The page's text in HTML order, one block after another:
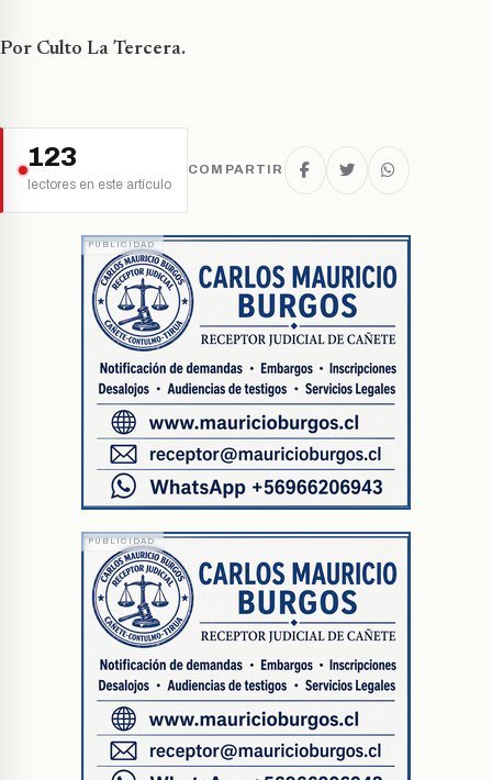
Por Culto La Tercera.
123
lectores en este artículo
COMPARTIR